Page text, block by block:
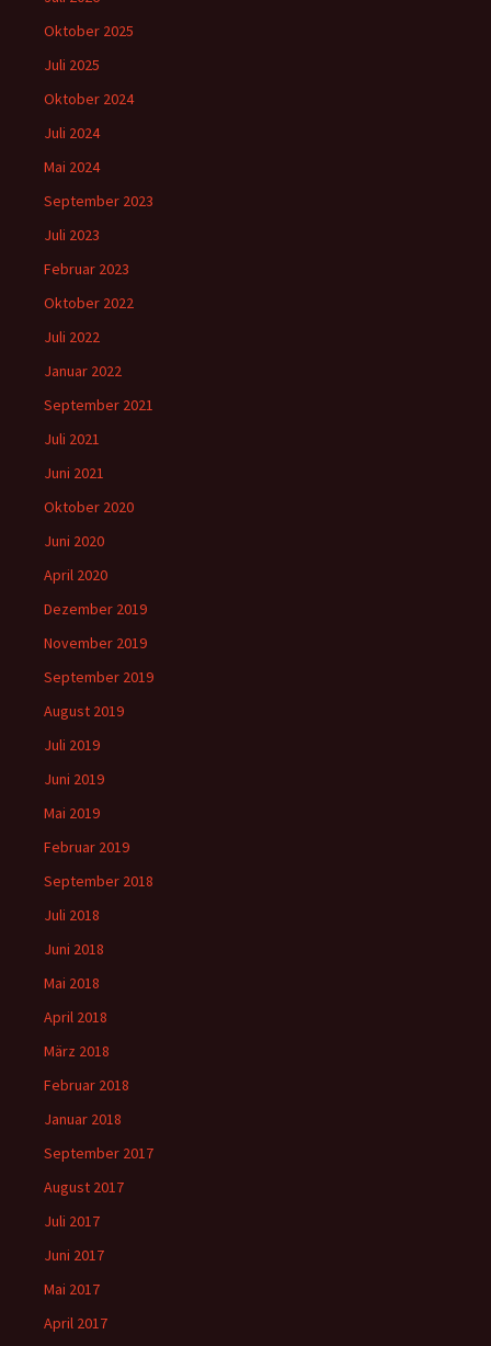
Oktober 2025
Juli 2025
Oktober 2024
Juli 2024
Mai 2024
September 2023
Juli 2023
Februar 2023
Oktober 2022
Juli 2022
Januar 2022
September 2021
Juli 2021
Juni 2021
Oktober 2020
Juni 2020
April 2020
Dezember 2019
November 2019
September 2019
August 2019
Juli 2019
Juni 2019
Mai 2019
Februar 2019
September 2018
Juli 2018
Juni 2018
Mai 2018
April 2018
März 2018
Februar 2018
Januar 2018
September 2017
August 2017
Juli 2017
Juni 2017
Mai 2017
April 2017